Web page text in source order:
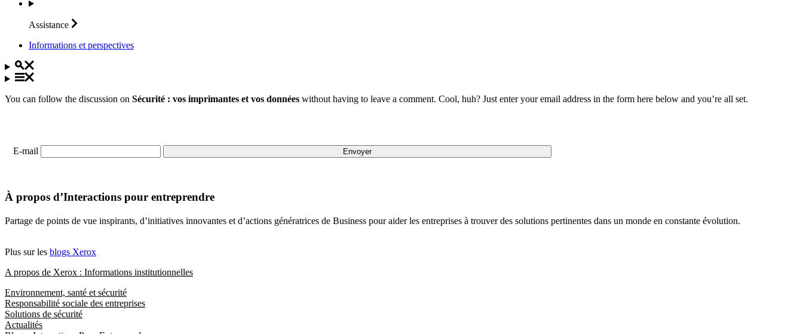
Assistance
Informations et perspectives
You can follow the discussion on Sécurité : vos imprimantes et vos données without having to leave a comment. Cool, huh? Just enter your email address in the form here below and you’re all set.
E-mail
À propos d’Interactions pour entreprendre
Partage de points de vue inspirants, d’initiatives innovantes et d’actions génératrices de Business pour aider les entreprises à trouver des solutions pertinentes dans un monde en constante évolution.
Plus sur les blogs Xerox
A propos de Xerox : Informations institutionnelles
Environnement, santé et sécurité
Responsabilité sociale des entreprises
Solutions de sécurité
Actualités